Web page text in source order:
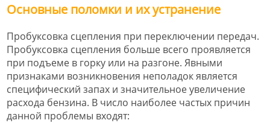
Основные поломки и их устранение
Пробуксовка сцепления при переключении передач.
Пробуксовка сцепления больше всего проявляется
при подъеме в горку или на разгоне. Явными
признаками возникновения неполадок является
специфический запах и значительное увеличение
расхода бензина. В число наиболее частых причин
данной проблемы входят: